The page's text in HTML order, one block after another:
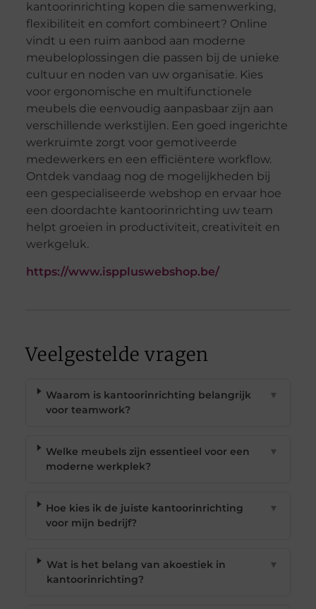
kantoorinrichting kopen die samenwerking,
flexibiliteit en comfort combineert? Online
vindt u een ruim aanbod aan moderne
meubeloplossingen die passen bij de unieke
cultuur en noden van uw organisatie. Kies
voor ergonomische en multifunctionele
meubels die eenvoudig aanpasbaar zijn aan
verschillende werkstijlen. Een goed ingerichte
werkruimte zorgt voor gemotiveerde
medewerkers en een efficiëntere workflow.
Ontdek vandaag nog de mogelijkheden bij
een gespecialiseerde webshop en ervaar hoe
een doordachte kantoorinrichting uw team
helpt groeien in productiviteit, creativiteit en
werkgeluk.
https://www.isppluswebshop.be/
Veelgestelde vragen
Waarom is kantoorinrichting belangrijk
voor teamwork?
▼
Welke meubels zijn essentieel voor een
moderne werkplek?
▼
Hoe kies ik de juiste kantoorinrichting
voor mijn bedrijf?
▼
Wat is het belang van akoestiek in
kantoorinrichting?
▼